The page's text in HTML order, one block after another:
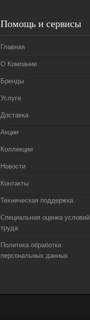
Помощь и сервисы
Главная
О Компании
Бренды
Услуги
Доставка
Акции
Коллекции
Новости
Контакты
Техническая поддержка
Специальная оценка условий
труда
Политика обработки
персональных данных